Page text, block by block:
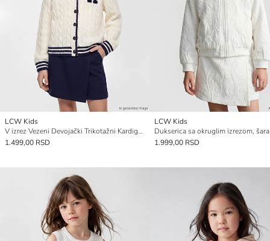
LCW Kids
V izrez Vezeni Devojački Trikotažni Kardigan
1.499,00 RSD
LCW Kids
1.999,00 RSD